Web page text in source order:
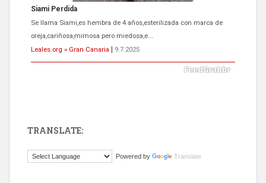
Siami Perdida
Se llama Siami,es hembra de 4 años,esterilizada con marca de
oreja,cariñosa,mimosa pero miedosa,e...
Leales.org » Gran Canaria
9.7.2025
El ayuntamiento se va a llevar a Los Gatos callejeros de la zona los
TRANSLATE:
Powered by Translate